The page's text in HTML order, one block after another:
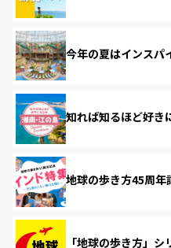
今年の夏はインスパ
知れば知るほど好き
地球の歩き方45周年
「地球の歩き方」